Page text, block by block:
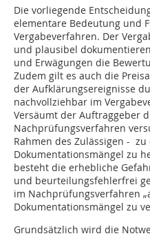
Die vorliegende
elementare Bedeutung und
Vergabeverfahren. Der
und plausibel
und Erwägungen die
Zudem gilt es auch die
der Aufklärungsereignisse
nachvollziehbar im
Versäumt der Auftraggeber
Nachprüfungsverfahren
Rahmen des Zulässigen -
Dokumentationsmängel zu
besteht die erhebliche
und beurteilungsfehlerfrei
im Nachprüfungsverfahren
Dokumentationsmängel zu
Grundsätzlich wird die